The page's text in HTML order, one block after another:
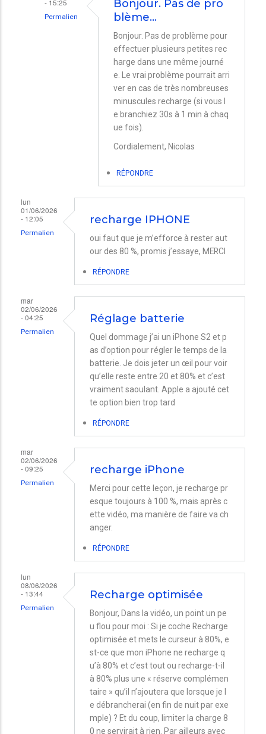
- 15:25
Permalien
Bonjour. Pas de pro
blème…
Bonjour. Pas de problème pour
effectuer plusieurs petites rec
harge dans une même journé
e. Le vrai problème pourrait arri
ver en cas de très nombreuses
minuscules recharge (si vous l
e branchiez 30s à 1 min à chaq
ue fois).
Cordialement, Nicolas
RÉPONDRE
lun
01/06/2026
- 12:05
Permalien
recharge IPHONE
oui faut que je m’efforce à rester aut
our des 80 %, promis j’essaye, MERCI
RÉPONDRE
mar
02/06/2026
- 04:25
Permalien
Réglage batterie
Quel dommage j’ai un iPhone S2 et p
as d’option pour régler le temps de la
batterie. Je dois jeter un œil pour voir
qu’elle reste entre 20 et 80% et c’est
vraiment saoulant. Apple a ajouté cet
te option bien trop tard
RÉPONDRE
mar
02/06/2026
- 09:25
Permalien
recharge iPhone
Merci pour cette leçon, je recharge pr
esque toujours à 100 %, mais après c
ette vidéo, ma manière de faire va ch
anger.
RÉPONDRE
lun
08/06/2026
- 13:44
Permalien
Recharge optimisée
Bonjour, Dans la vidéo, un point un pe
u flou pour moi : Si je coche Recharge
optimisée et mets le curseur à 80%, e
st-ce que mon iPhone ne recharge q
u’à 80% et c’est tout ou recharge-t-il
à 80% plus une « réserve complémen
taire » qu’il n’ajoutera que lorsque je l
e débrancherai (en fin de nuit par exe
mple) ? Et du coup, limiter la charge 8
0 ne servirait à rien. Par ailleurs avec